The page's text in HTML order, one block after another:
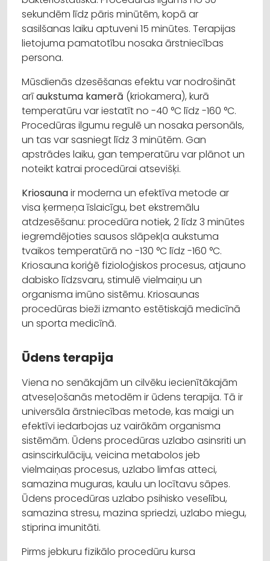
sekundēm līdz pāris minūtēm, kopā ar
sasilšanas laiku aptuveni 15 minūtes. Terapijas
lietojuma pamatotību nosaka ārstniecības
persona.
Mūsdienās dzesēšanas efektu var nodrošināt
arīaukstuma kamerā (kriokamera), kurā
temperatūru var iestatīt no -40 °C līdz -160 °C.
Procedūras ilgumu regulē un nosaka personāls,
un tas var sasniegt līdz 3 minūtēm. Gan
apstrādes laiku, gan temperatūru var plānot un
noteikt katrai procedūrai atsevišķi.
Kriosaunair moderna un efektīva metode ar
visa ķermeņa īslaicīgu, bet ekstremālu
atdzesēšanu: procedūra notiek, 2 līdz 3 minūtes
iegremdējoties sausos slāpekļa aukstuma
tvaikos temperatūrā no -130 °C līdz -160 °C.
Kriosauna koriģē fizioloģiskos procesus, atjauno
dabisko līdzsvaru, stimulē vielmaiņu un
organisma imūno sistēmu. Kriosaunas
procedūras bieži izmanto estētiskajā medicīnā
un sporta medicīnā.
Ūdens terapija
Viena no senākajām un cilvēku iecienītākajām
atveseļošanās metodēm ir ūdens terapija. Tā ir
universāla ārstniecības metode, kas maigi un
efektīvi iedarbojas uz vairākām organisma
sistēmām. Ūdens procedūras uzlabo asinsriti un
asinscirkulāciju, veicina metabolos jeb
vielmaiņas procesus, uzlabo limfas atteci,
samazina muguras, kaulu un locītavu sāpes.
Ūdens procedūras uzlabo psihisko veselību,
samazina stresu, mazina spriedzi, uzlabo miegu,
stiprina imunitāti.
Pirms jebkuru fizikālo procedūru kursa